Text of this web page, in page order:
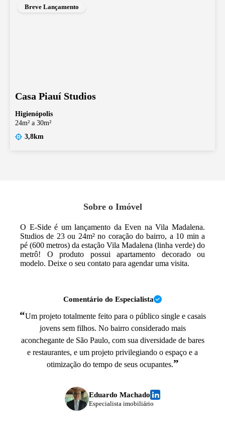
Breve Lançamento
Casa Piauí Studios
Higienópolis
24m² a 30m²
3,8km
Sobre o Imóvel
O E-Side é um lançamento da Even na Vila Madalena.
Studios de 23 ou 24m² no coração do bairro, a 10 min a
pé (600 metros) da estação Vila Madalena (linha verde) do
metrô! O produto possui apartamento decorado ou
modelo. Deixe o seu contato para agendar uma visita.
Comentário do Especialista
“Um projeto totalmente feito para o público single e casais
jovens sem filhos. No bairro considerado mais
aconchegante de São Paulo, com sua diversidade de bares
e restaurantes, e um projeto privilegiando o espaço e a
otimização do tempo de seus ocupantes.”
Eduardo Machado
Especialista imobiliário